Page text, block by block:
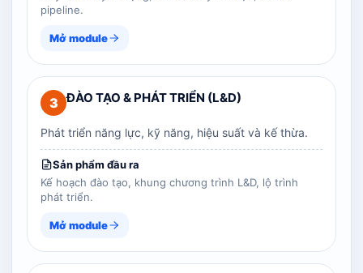
pipeline.
Mở module
3 ĐÀO TẠO & PHÁT TRIỂN (L&D)
Phát triển năng lực, kỹ năng, hiệu suất và kế thừa.
Sản phẩm đầu ra
Kế hoạch đào tạo, khung chương trình L&D, lộ trình
phát triển.
Mở module